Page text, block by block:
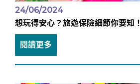
24/06/2024
想玩得安心？旅遊保險細節你要知！
閱讀更多